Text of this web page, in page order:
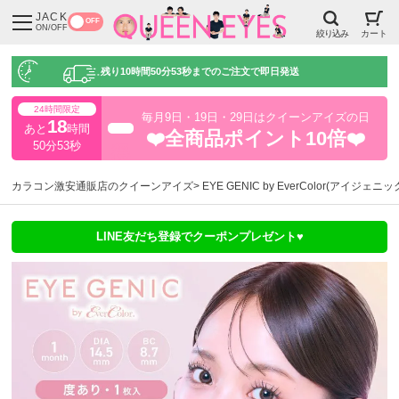
JACK
ON/OFF
OFF
絞り込み カート
残り10時間50分52秒までのご注文で即日発送
24時間限定
あと 18時間
50分52秒
毎月9日・19日・29日はクイーンアイズの日
❤️全商品ポイント10倍❤️
カラコン激安通販店のクイーンアイズ EYE GENIC by EverColor(アイジェニッ
LINE友だち登録でクーポンプレゼント♥